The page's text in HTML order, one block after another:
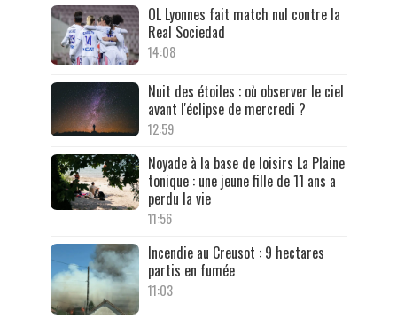
OL Lyonnes fait match nul contre la
Real Sociedad
14:08
Nuit des étoiles : où observer le ciel
avant l'éclipse de mercredi ?
12:59
Noyade à la base de loisirs La Plaine
tonique : une jeune fille de 11 ans a
perdu la vie
11:56
Incendie au Creusot : 9 hectares
partis en fumée
11:03